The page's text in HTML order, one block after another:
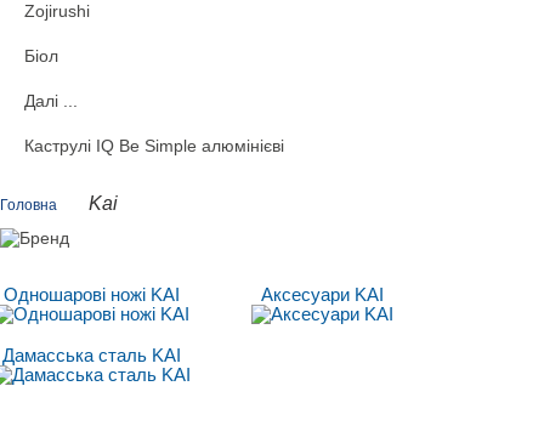
Zojirushi
Біол
Далі ...
Каструлі IQ Be Simple алюмінієві
Головна Kai
Одношарові ножі KAI Аксесуари KAI
Дамасська сталь KAI